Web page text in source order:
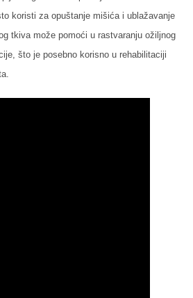
koristi za opuštanje mišića i ublažavanje
tkiva može pomoći u rastvaranju ožiljnog
što je posebno korisno u rehabilitaciji